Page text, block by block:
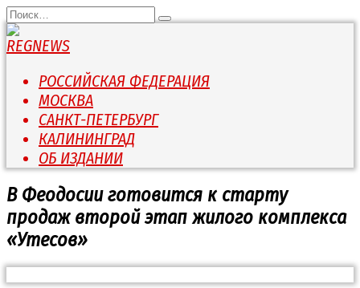
Перейти
к
содержанию
Search
for:
РОССИЙСКАЯ ФЕДЕРАЦИЯ
МОСКВА
САНКТ-ПЕТЕРБУРГ
КАЛИНИНГРАД
ОБ ИЗДАНИИ
В Феодосии готовится к старту
продаж второй этап жилого комплекса
«Утесов»